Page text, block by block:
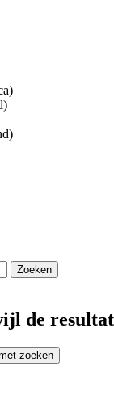
de
zoeken